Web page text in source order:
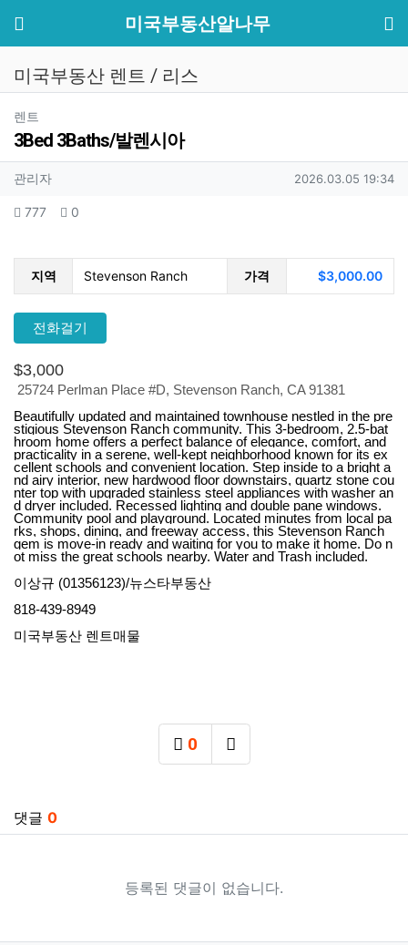
미국부동산알나무
미국부동산 렌트 / 리스
렌트
3Bed 3Baths/발렌시아
작성자 정보
관리자작성 작성일
2026.03.05 19:34
컨텐츠 정보
777조회 0
지역 Stevenson Ranch 가격 $3,000.00
전화걸기
$3,000
25724 Perlman Place #D, Stevenson Ranch, CA 91381
Beautifully updated and maintained townhouse nestled in the pre
stigious Stevenson Ranch community. This 3-bedroom, 2.5-bat
hroom home offers a perfect balance of elegance, comfort, and
practicality in a serene, well-kept neighborhood known for its ex
cellent schools and convenient location. Step inside to a bright a
nd airy interior, new hardwood floor downstairs, quartz stone cou
nter top with upgraded stainless steel appliances with washer an
d dryer included. Recessed lighting and double pane windows.
Community pool and playground. Located minutes from local pa
rks, shops, dining, and freeway access, this Stevenson Ranch
gem is move-in ready and waiting for you to make it home. Do n
ot miss the great schools nearby. Water and Trash included.
이상규 (01356123)/뉴스타부동산
818-439-8949
미국부동산 렌트매물
0
추천 SNS 공유
댓글 0
등록된 댓글이 없습니다.